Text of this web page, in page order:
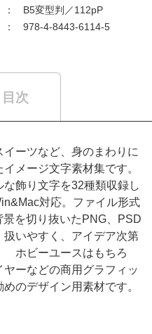
：
B5変型判／112pP
： 978-4-8443-6114-5
目次
ーツなど、身のまわりに
メージ文字素材集です。
飾り文字を32種類収録し
対応。ファイル形式
を切り抜いたPNG、PSD
いやすく、アイデア次第
ホビーユースはもちろ
ーなどの商用グラフィッ
のデザイン用素材です。